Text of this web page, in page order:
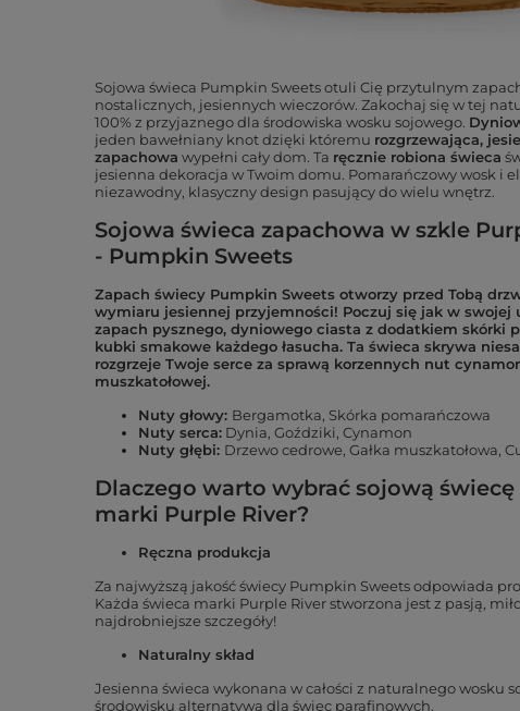
Sojowa świeca Pumpkin Sweets otuli Cię przytulnym
nostalicznych, jesiennych wieczorów. Zakochaj się w tej
100% z przyjaznego dla środowiska wosku sojowego.
jeden bawełniany knot dzięki któremu rozgrzewająca,
zapachowa wypełni cały dom. Ta ręcznie robiona świeca
jesienna dekoracja w Twoim domu. Pomarańczowy wosk i
niezawodny, klasyczny design pasujący do wielu wnętrz.
Sojowa świeca zapachowa w szkle
- Pumpkin Sweets
Zapach świecy Pumpkin Sweets otworzy przed Tobą
wymiaru jesiennej przyjemności! Poczuj się jak w
zapach pysznego, dyniowego ciasta z dodatkiem skórki
kubki smakowe każdego łasucha. Ta świeca skrywa
rozgrzeje Twoje serce za sprawą korzennych nut
muszkatołowej.
Nuty głowy: Bergamotka, Skórka pomarańczowa
Nuty serca: Dynia, Goździki, Cynamon
Nuty głębi: Drzewo cedrowe, Gałka muszkatołowa,
Dlaczego warto wybrać sojową
marki Purple River?
Ręczna produkcja
Za najwyższą jakość świecy Pumpkin Sweets odpowiada
Każda świeca marki Purple River stworzona jest z pasją,
najdrobniejsze szczegóły!
Naturalny skład
Jesienna świeca wykonana w całości z naturalnego wosku
środowisku alternatywą dla świec parafinowych.